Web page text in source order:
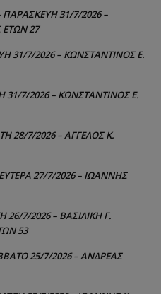
ΠΑΡΑΣΚΕΥΗ 31/7/2026 –
27
31/7/2026 – ΚΩΝΣΤΑΝΤΙΝΟΣ Ε.
31/7/2026 – ΚΩΝΣΤΑΝΤΙΝΟΣ Ε.
28/7/2026 – ΑΓΓΕΛΟΣ Κ.
27/7/2026 – ΙΩΑΝΝΗΣ
26/7/2026 – ΒΑΣΙΛΙΚΗ Γ.
53
25/7/2026 – ΑΝΔΡΕΑΣ